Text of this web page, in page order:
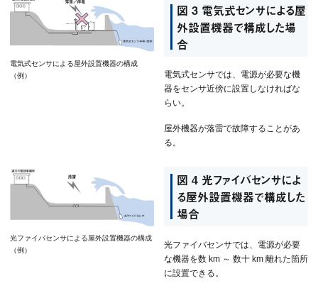
電気式センサによる屋外設置機器の構成
（例）
図 3 電気式センサによる屋
外設置機器で構成した場
合
電気式センサでは、電源が必要な機
器をセンサ近傍に設置しなければな
らい。
屋外機器が落雷で故障することがあ
る。
光ファイバセンサによる屋外設置機器の構成
（例）
図 4 光ファイバセンサによ
る屋外設置機器で構成した
場合
光ファイバセンサでは、電源が必要
な機器を数 km ～ 数十 km 離れた箇所
に設置できる。